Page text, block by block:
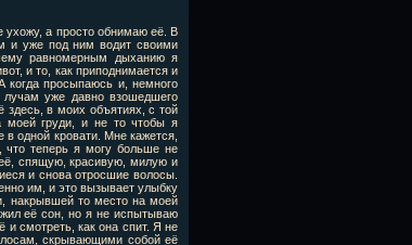
ухожу, а просто обнимаю её. В
и уже под ним водит своими
равномерным дыханию я
и то, как приподнимается и
когда просыпаюсь и, немного
лучам уже давно взошедшего
здесь, в моих объятиях, с той
моей груди, и не то чтобы я
одной кровати. Мне кажется,
теперь я могу больше не
спящую, красивую, милую и
и снова отросшие волосы.
им, и это вызывает улыбку
накрывшей то место на моей
её сон, но я не испытываю
и смотреть, как она спит. Я не
скрывающими собой её